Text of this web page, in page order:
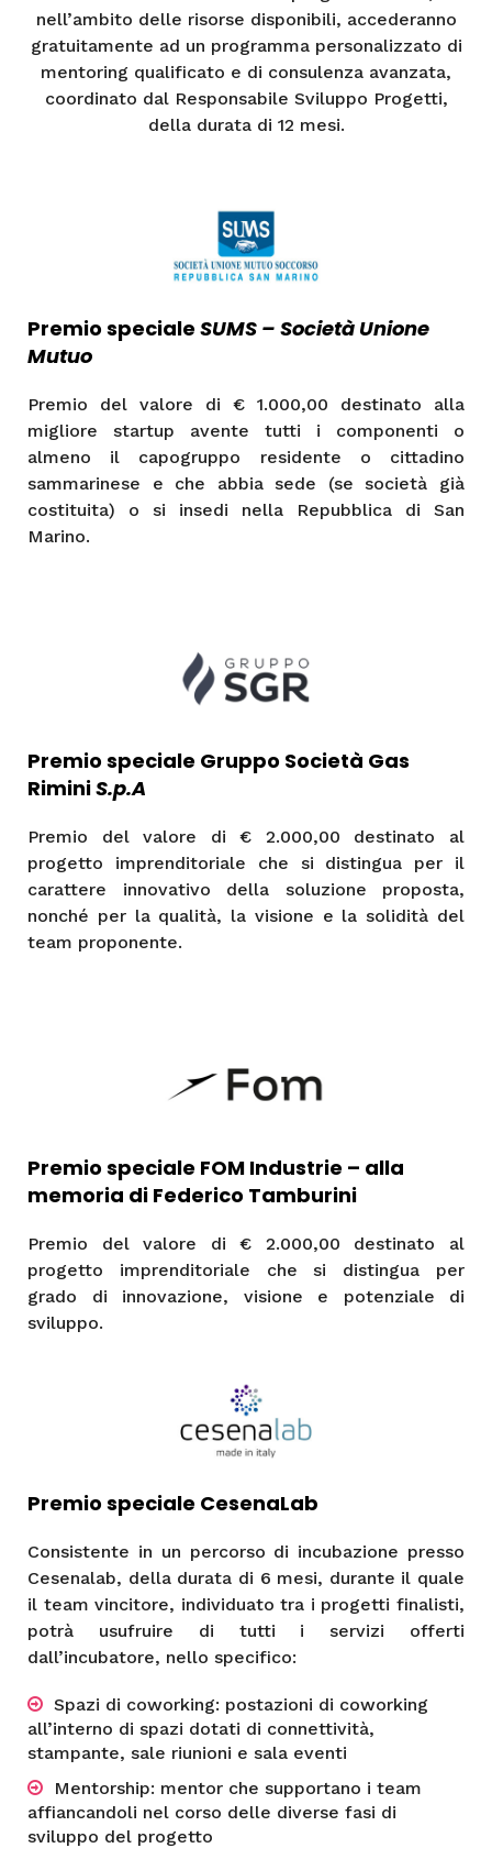
nell’ambito delle risorse disponibili, accederanno
gratuitamente ad un programma personalizzato di
mentoring qualificato e di consulenza avanzata,
coordinato dal Responsabile Sviluppo Progetti,
della durata di 12 mesi.
Premio speciale SUMS – Società Unione
Mutuo
Premio del valore di € 1.000,00 destinato alla
migliore startup avente tutti i componenti o
almeno il capogruppo residente o cittadino
sammarinese e che abbia sede (se società già
costituita) o si insedi nella Repubblica di San
Marino.
Premio speciale Gruppo Società Gas
RiminiS.p.A
Premio del valore di € 2.000,00 destinato al
progetto imprenditoriale che si distingua per il
carattere innovativo della soluzione proposta,
nonché per la qualità, la visione e la solidità del
team proponente.
Premio speciale FOM Industrie – alla
memoria di Federico Tamburini
Premio del valore di € 2.000,00 destinato al
progetto imprenditoriale che si distingua per
grado di innovazione, visione e potenziale di
sviluppo.
Premio speciale CesenaLab
Consistente in un percorso di incubazione presso
Cesenalab, della durata di 6 mesi, durante il quale
il team vincitore, individuato tra i progetti finalisti,
potrà usufruire di tutti i servizi offerti
dall’incubatore, nello specifico:
Spazi di coworking: postazioni di coworking
all’interno di spazi dotati di connettività,
stampante, sale riunioni e sala eventi
Mentorship: mentor che supportano i team
affiancandoli nel corso delle diverse fasi di
sviluppo del progetto